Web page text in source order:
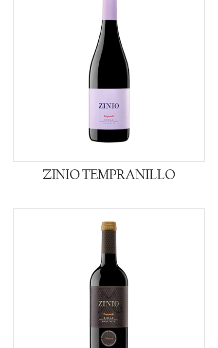
ZINIO TEMPRANILLO